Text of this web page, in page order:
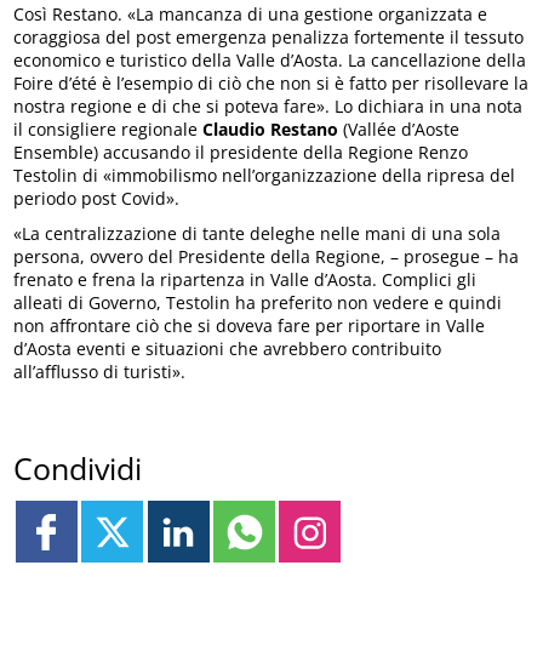
Così Restano. «La mancanza di una gestione organizzata e
coraggiosa del post emergenza penalizza fortemente il tessuto
economico e turistico della Valle d’Aosta. La cancellazione della
Foire d’été è l’esempio di ciò che non si è fatto per risollevare la
nostra regione e di che si poteva fare». Lo dichiara in una nota
il consigliere regionale Claudio Restano (Vallée d’Aoste
Ensemble) accusando il presidente della Regione Renzo
Testolin di «immobilismo nell’organizzazione della ripresa del
periodo post Covid».
«La centralizzazione di tante deleghe nelle mani di una sola
persona, ovvero del Presidente della Regione, – prosegue – ha
frenato e frena la ripartenza in Valle d’Aosta. Complici gli
alleati di Governo, Testolin ha preferito non vedere e quindi
non affrontare ciò che si doveva fare per riportare in Valle
d’Aosta eventi e situazioni che avrebbero contribuito
all’afflusso di turisti».
Condividi